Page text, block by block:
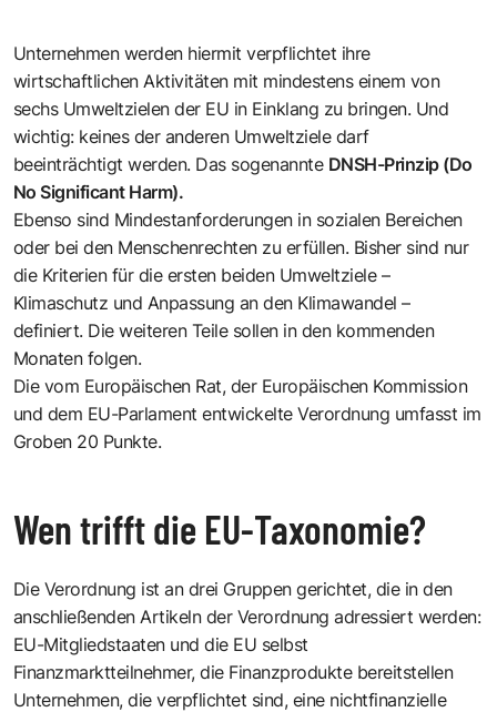
Unternehmen werden hiermit verpflichtet ihre
wirtschaftlichen Aktivitäten mit mindestens einem von
sechs Umweltzielen der EU in Einklang zu bringen. Und
wichtig: keines der anderen Umweltziele darf
beeinträchtigt werden. Das sogenannte DNSH-Prinzip (Do
No Significant Harm).
Ebenso sind Mindestanforderungen in sozialen Bereichen
oder bei den Menschenrechten zu erfüllen. Bisher sind nur
die Kriterien für die ersten beiden Umweltziele –
Klimaschutz und Anpassung an den Klimawandel –
definiert. Die weiteren Teile sollen in den kommenden
Monaten folgen.
Die vom Europäischen Rat, der Europäischen Kommission
und dem EU-Parlament entwickelte Verordnung umfasst im
Groben 20 Punkte.
Wen trifft die EU-Taxonomie?
Die Verordnung ist an drei Gruppen gerichtet, die in den
anschließenden Artikeln der Verordnung adressiert werden:
EU-Mitgliedstaaten und die EU selbst
Finanzmarktteilnehmer, die Finanzprodukte bereitstellen
Unternehmen, die verpflichtet sind, eine nichtfinanzielle